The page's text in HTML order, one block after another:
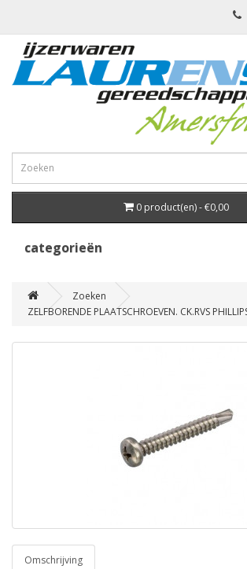
0 product(en) - €0,00
categorieën
Zoeken
ZELFBORENDE PLAATSCHROEVEN. CK.RVS
Omschrijving